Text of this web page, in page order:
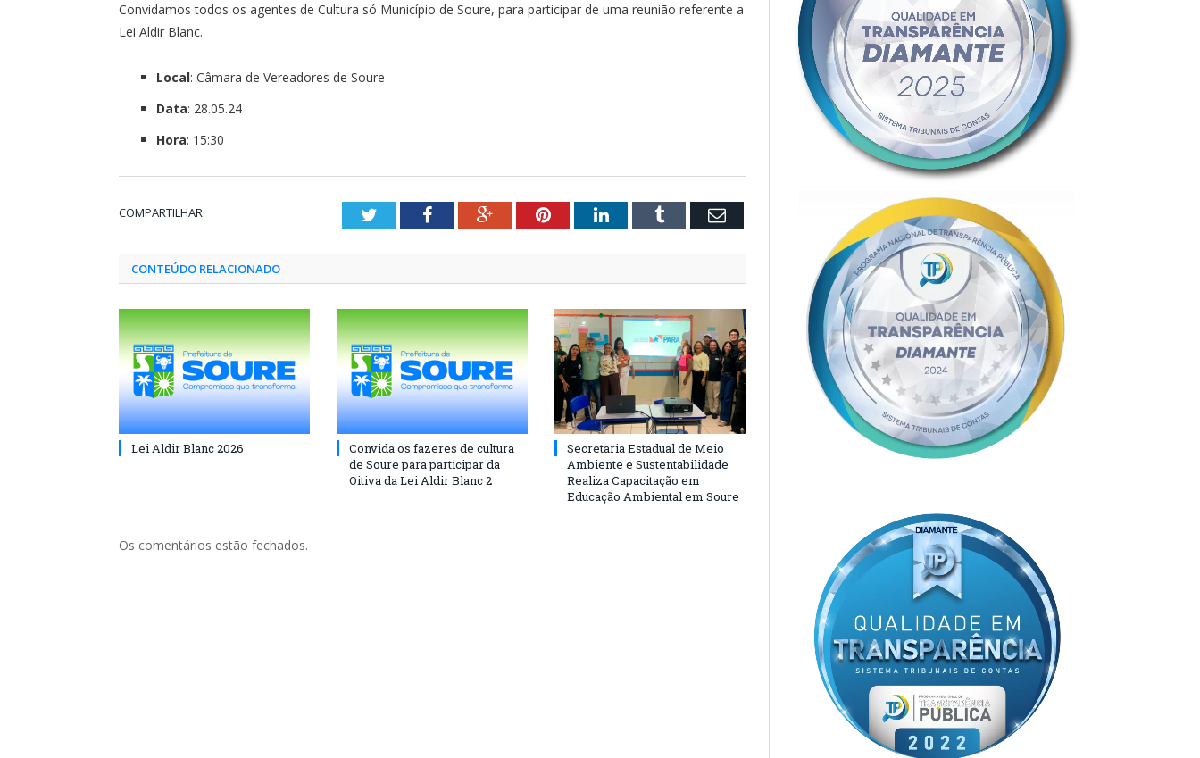
Convidamos todos os agentes de Cultura só Município de Soure, para participar de uma reunião referente a
Lei Aldir Blanc.
Local: Câmara de Vereadores de Soure
Data: 28.05.24
Hora: 15:30
COMPARTILHAR: TwitterFacebookGoogle+PinterestLinkedInTumblr Email
CONTEÚDO RELACIONADO
Lei Aldir Blanc 2026
Convida os fazeres de cultura
de Soure para participar da
Oitiva da Lei Aldir Blanc 2
Secretaria Estadual de Meio
Ambiente e Sustentabilidade
Realiza Capacitação em
Educação Ambiental em Soure
Os comentários estão fechados.